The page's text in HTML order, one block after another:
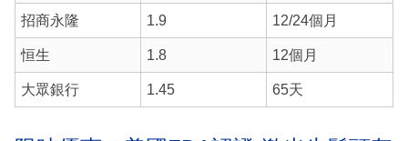
招商永隆 1.9 12/24個月
恒生 1.8 12個月
大眾銀行 1.45 65天